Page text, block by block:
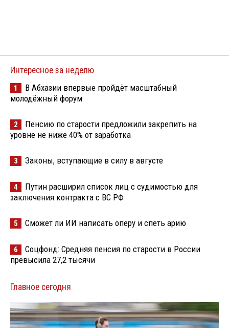
Интересное за неделю
1
В Абхазии впервые пройдёт масштабный
молодёжный форум
2
Пенсию по старости предложили закрепить на
уровне не ниже 40% от заработка
3 Законы, вступающие в силу в августе
4
Путин расширил список лиц с судимостью для
заключения контракта с ВС РФ
5 Сможет ли ИИ написать оперу и спеть арию
6
Соцфонд: Средняя пенсия по старости в России
превысила 27,2 тысячи
Главное сегодня